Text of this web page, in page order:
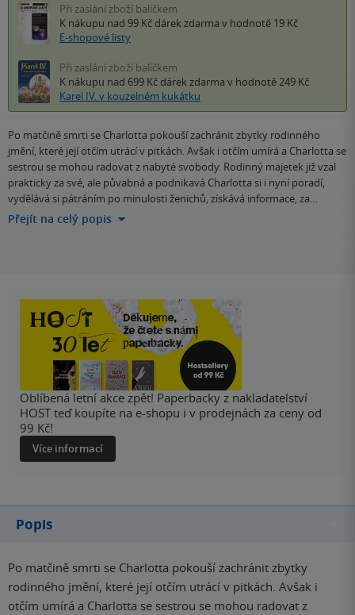
Při zaslání zboží balíčkem
K nákupu nad 99 Kč dárek zdarma v hodnotě 19 Kč
E-shopové listy
Při zaslání zboží balíčkem
K nákupu nad 699 Kč dárek zdarma v hodnotě 249 Kč
Karel IV. v kouzelném kukátku
Po matčině smrti se Charlotta pokouší zachránit zbytky rodinného
jmění, které její otčím utrácí v pitkách. Avšak i otčím umírá a Charlotta se
sestrou se mohou radovat z nabyté svobody. Rodinný majetek již vzal
prakticky za své, ale půvabná a podnikavá Charlotta si i nyní poradí,
vydělává si pátráním po minulosti ženichů, získává informace, za…
Přejít na celý popis
Oblíbená letní akce zpět! Paperbacky z nakladatelství
HOST teď koupíte na e-shopu i v prodejnách za ceny od
99 Kč!
Více informací
Popis
Po matčině smrti se Charlotta pokouší zachránit zbytky
rodinného jmění, které její otčím utrácí v pitkách. Avšak i
otčím umírá a Charlotta se sestrou se mohou radovat z